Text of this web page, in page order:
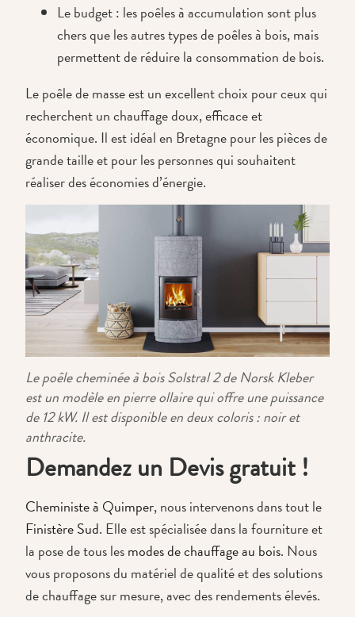
Le budget : les poêles à accumulation sont plus
chers que les autres types de poêles à bois, mais
permettent de réduire la consommation de bois.
Le poêle de masse est un excellent choix pour ceux qui
recherchent un chauffage doux, efficace et
économique. Il est idéal en Bretagne pour les pièces de
grande taille et pour les personnes qui souhaitent
réaliser des économies d’énergie.
Le poêle cheminée à bois Solstral 2 de Norsk Kleber
est un modèle en pierre ollaire qui offre une puissance
de 12 kW. Il est disponible en deux coloris : noir et
anthracite.
Demandez un Devis gratuit !
Cheministe à Quimper, nous intervenons dans tout le
Finistère Sud. Elle est spécialisée dans la fourniture et
la pose de tous lesmodes de chauffage au bois. Nous
vous proposons du matériel de qualité et des solutions
de chauffage sur mesure, avec des rendements élevés.